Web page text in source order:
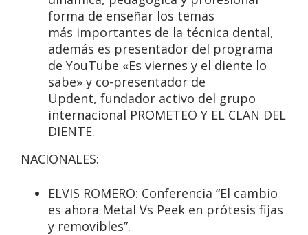
forma de enseñar los temas
más importantes de la técnica dental,
además es presentador del programa
de YouTube «Es viernes y el diente lo
sabe» y co-presentador de
Updent, fundador activo del grupo
internacional PROMETEO Y EL CLAN DEL
DIENTE.
NACIONALES:
ELVIS ROMERO: Conferencia “El cambio
es ahora Metal Vs Peek en prótesis fijas
y removibles”.